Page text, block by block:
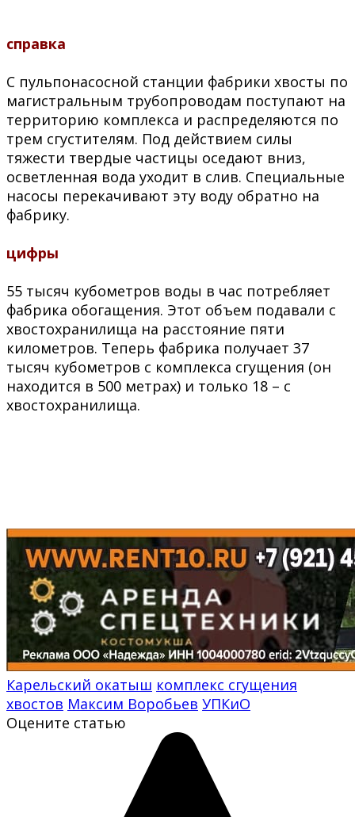
справка
С пульпонасосной станции фабрики хвосты по
магистральным трубопроводам поступают на
территорию комплекса и распределяются по
трем сгустителям. Под действием силы
тяжести твердые частицы оседают вниз,
осветленная вода уходит в слив. Специальные
насосы перекачивают эту воду обратно на
фабрику.
цифры
55 тысяч кубометров воды в час потребляет
фабрика обогащения. Этот объем подавали с
хвостохранилища на расстояние пяти
километров. Теперь фабрика получает 37
тысяч кубометров с комплекса сгущения (он
находится в 500 метрах) и только 18 – с
хвостохранилища.
Карельский окатыш комплекс сгущения
хвостов Максим Воробьев УПКиО
Оцените статью